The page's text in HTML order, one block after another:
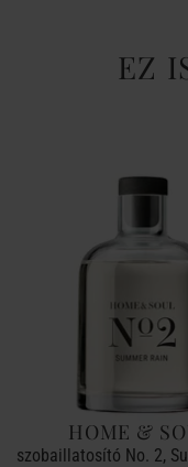
EZ
HOME &
szobaillatosító No. 2,